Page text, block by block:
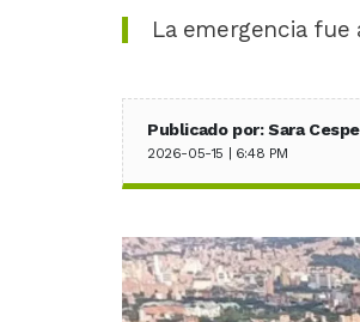
La emergencia fue
Publicado por: Sara
2026-05-15 | 6:48 PM